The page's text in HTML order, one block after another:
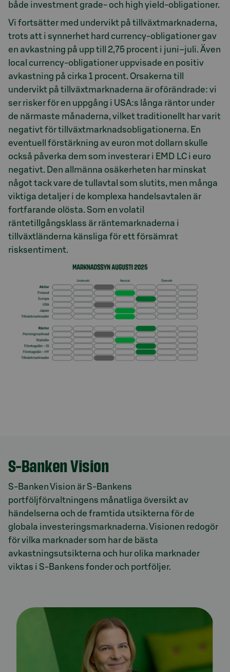
både investment grade- och high yield-obligationer.
Vi fortsätter med undervikt på tillväxtmarknaderna,
trots att i synnerhet hard currency-obligationer gav
en avkastning på upp till 2,75 procent i juni–juli. Även
local currency-obligationer uppvisade en positiv
avkastning på cirka 1 procent. Orsakerna till
undervikt på tillväxtmarknaderna är oförändrade: vi
ser risker för en uppgång i USA:s långa räntor under
de närmaste månaderna, vilket traditionellt har varit
negativt för tillväxtmarknadsobligationerna. En
eventuell förstärkning av euron mot dollarn skulle
också påverka dem som investerar i EMD LC i euro
negativt. Den allmänna osäkerheten har minskat
något tack vare de tullavtal som slutits, men många
viktiga detaljer i de komplexa handelsavtalen är
fortfarande olösta. Som en volatil
räntetillgångsklass är räntemarknaderna i
tillväxtländerna känsliga för ett försämrat
risksentiment.
S-Banken Vision
S-Banken Vision ärS-Bankens
portföljförvaltningens månatliga översikt av
händelserna och de framtida utsikterna för de
globala investeringsmarknaderna. Visionen redogör
för vilka marknader som har de bästa
avkastningsutsikterna och hur olika marknader
viktas i S-Bankens fonder och portföljer.